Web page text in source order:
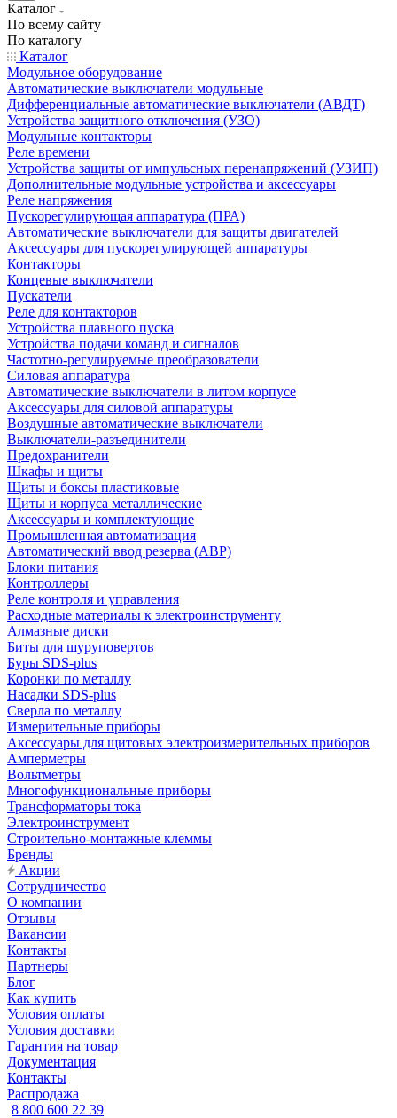
Каталог
По всему сайту
По каталогу
Каталог
Модульное оборудование
Автоматические выключатели модульные
Дифференциальные автоматические выключатели (АВДТ)
Устройства защитного отключения (УЗО)
Модульные контакторы
Реле времени
Устройства защиты от импульсных перенапряжений (УЗИП)
Дополнительные модульные устройства и аксессуары
Реле напряжения
Пускорегулирующая аппаратура (ПРА)
Автоматические выключатели для защиты двигателей
Аксессуары для пускорегулирующей аппаратуры
Контакторы
Концевые выключатели
Пускатели
Реле для контакторов
Устройства плавного пуска
Устройства подачи команд и сигналов
Частотно-регулируемые преобразователи
Силовая аппаратура
Автоматические выключатели в литом корпусе
Аксессуары для силовой аппаратуры
Воздушные автоматические выключатели
Выключатели-разъединители
Предохранители
Шкафы и щиты
Щиты и боксы пластиковые
Щиты и корпуса металлические
Аксессуары и комплектующие
Промышленная автоматизация
Автоматический ввод резерва (АВР)
Блоки питания
Контроллеры
Реле контроля и управления
Расходные материалы к электроинструменту
Алмазные диски
Биты для шуруповертов
Буры SDS-plus
Коронки по металлу
Насадки SDS-plus
Сверла по металлу
Измерительные приборы
Аксессуары для щитовых электроизмерительных приборов
Амперметры
Вольтметры
Многофункциональные приборы
Трансформаторы тока
Электроинструмент
Строительно-монтажные клеммы
Бренды
Акции
Сотрудничество
О компании
Отзывы
Вакансии
Контакты
Партнеры
Блог
Как купить
Условия оплаты
Условия доставки
Гарантия на товар
Документация
Контакты
Распродажа
8 800 600 22 39